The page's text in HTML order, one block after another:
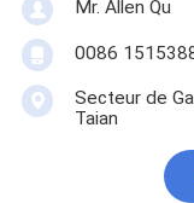
Mr. Allen Qu
0086
Secteur de
Taian